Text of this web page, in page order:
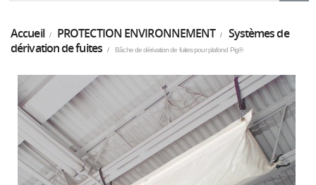
Accueil PROTECTION ENVIRONNEMENT
Systèmes de
dérivation de fuites
Bâche de dérivation de fuites pour plafond Pig®